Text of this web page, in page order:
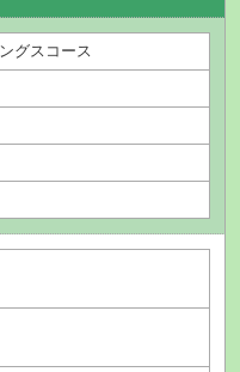
グスコース